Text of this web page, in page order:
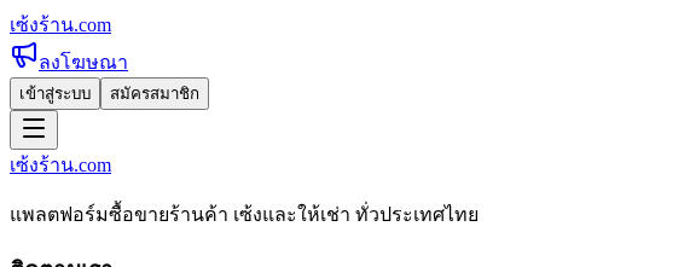
เซ้งร้าน.com
ลงโฆษณา
เข้าสู่ระบบ สมัครสมาชิก
เซ้งร้าน.com
แพลตฟอร์มซื้อขายร้านค้า เซ้งและให้เช่า ทั่วประเทศไทย